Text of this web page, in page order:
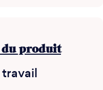
produit